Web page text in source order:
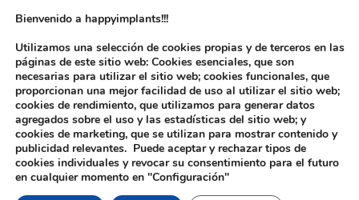
Inicio/ Productos etiquetados “IDTVAS200C”
Bienvenido a happyimplants!!!
Utilizamos una selección de cookies propias y de terceros en las
páginas de este sitio web: Cookies esenciales, que son
necesarias para utilizar el sitio web; cookies funcionales, que
proporcionan una mejor facilidad de uso al utilizar el sitio web;
cookies de rendimiento, que utilizamos para generar datos
agregados sobre el uso y las estadísticas del sitio web; y
cookies de marketing, que se utilizan para mostrar contenido y
publicidad relevantes. Puede aceptar y rechazar tipos de
cookies individuales y revocar su consentimiento para el futuro
en cualquier momento en "Configuración"